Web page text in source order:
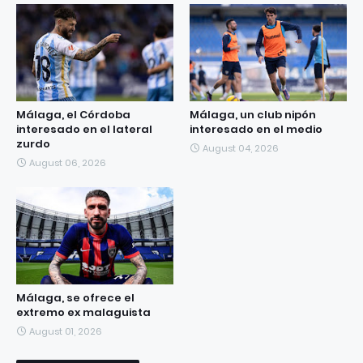
Málaga, el Córdoba
interesado en el lateral
zurdo
August 06, 2026
Málaga, un club nipón
interesado en el medio
August 04, 2026
Málaga, se ofrece el
extremo ex malaguista
August 01, 2026